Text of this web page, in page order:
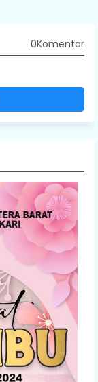
0Komentar